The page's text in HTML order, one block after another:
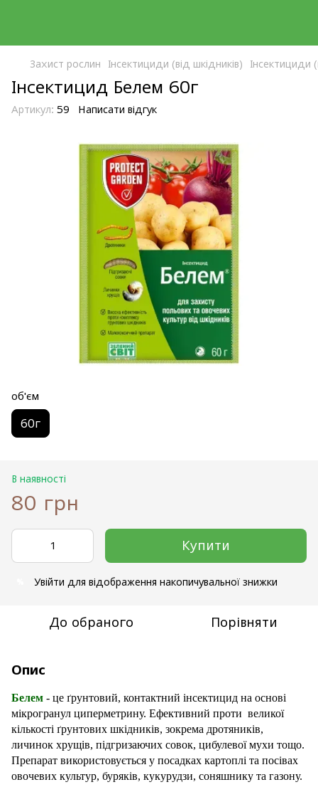
Захист рослин Інсектициди (від шкідників) Інсектициди
Інсектицид Белем 60г
Артикул: 59 Написати відгук
об'єм
60г
В наявності
80 грн
Купити
Увійти для відображення накопичувальної знижки
До обраного Порівняти
Опис
Белем - це ґрунтовий, контактний інсектицид на основі
мікрогранул циперметрину. Ефективний проти великої
кількості ґрунтових шкідників, зокрема дротяників,
личинок хрущів, підгризаючих совок, цибулевої мухи тощо.
Препарат використовується у посадках картоплі та посівах
овочевих культур, буряків, кукурудзи, соняшнику та газону.